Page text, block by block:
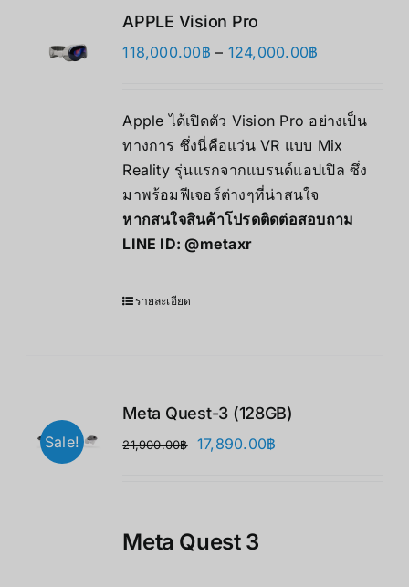
APPLE Vision Pro
118,000.00฿ – 124,000.00฿
through
124,000.00฿
Apple ได้เปิดตัว Vision Pro อย่างเป็น
ทางการ ซึ่งนี่คือแว่น VR แบบ Mix
Reality รุ่นแรกจากแบรนด์แอปเปิล ซึ่ง
มาพร้อมฟีเจอร์ต่างๆที่น่าสนใจ
หากสนใจสินค้าโปรดติดต่อสอบถาม
LINE ID:@metaxr
รายละเอียด
Sale!
Meta Quest-3 (128GB)
21,900.00฿
Original
17,890.00฿
Meta Quest 3